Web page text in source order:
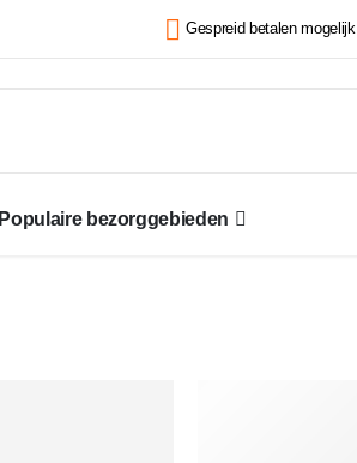
Gespreid betalen mogelijk
Populaire bezorggebieden